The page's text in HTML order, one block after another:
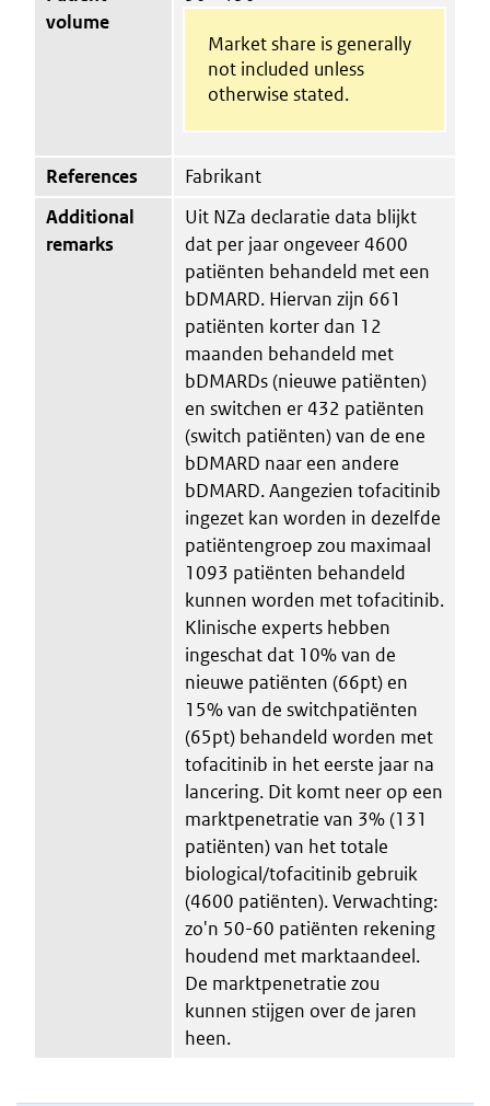
volume
Market share is generally
not included unless
otherwise stated.
References
Fabrikant
Additional
remarks
Uit NZa declaratie data blijkt
dat per jaar ongeveer 4600
patiënten behandeld met een
bDMARD. Hiervan zijn 661
patiënten korter dan 12
maanden behandeld met
bDMARDs (nieuwe patiënten)
en switchen er 432 patiënten
(switch patiënten) van de ene
bDMARD naar een andere
bDMARD. Aangezien tofacitinib
ingezet kan worden in dezelfde
patiëntengroep zou maximaal
1093 patiënten behandeld
kunnen worden met tofacitinib.
Klinische experts hebben
ingeschat dat 10% van de
nieuwe patiënten (66pt) en
15% van de switchpatiënten
(65pt) behandeld worden met
tofacitinib in het eerste jaar na
lancering. Dit komt neer op een
marktpenetratie van 3% (131
patiënten) van het totale
biological/tofacitinib gebruik
(4600 patiënten). Verwachting:
zo'n 50-60 patiënten rekening
houdend met marktaandeel.
De marktpenetratie zou
kunnen stijgen over de jaren
heen.